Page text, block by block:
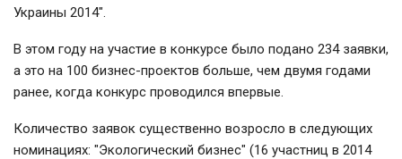
Украины 2014".
В этом году на участие в конкурсе было подано 234 заявки,
а это на 100 бизнес-проектов больше, чем двумя годами
ранее, когда конкурс проводился впервые.
Количество заявок существенно возросло в следующих
номинациях: "Экологический бизнес" (16 участниц в 2014